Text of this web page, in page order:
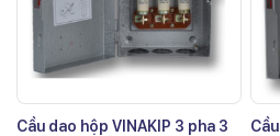
Cầu dao hộp VINAKIP 3 pha 3